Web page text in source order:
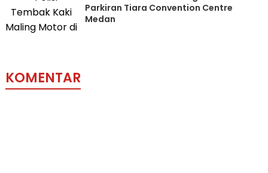
Parkiran Tiara Convention Centre
Medan
KOMENTAR